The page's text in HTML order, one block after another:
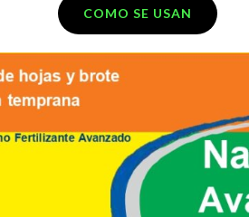
COMO SE USAN